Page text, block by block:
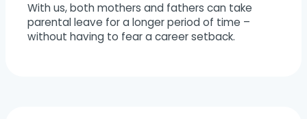
With us, both mothers and fathers can take
parental leave for a longer period of time –
without having to fear a career setback.